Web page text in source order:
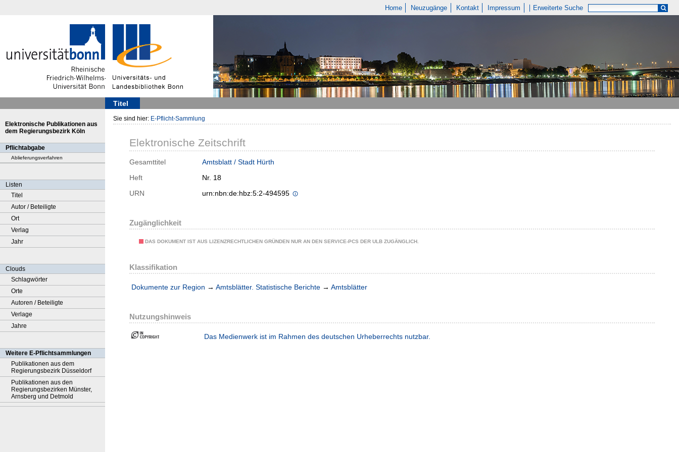
Home Neuzugänge Kontakt Impressum Erweiterte Suche
Titel
Elektronische Publikationen aus
dem Regierungsbezirk Köln
Pflichtabgabe
Ablieferungsverfahren
Listen
Titel
Autor / Beteiligte
Ort
Verlag
Jahr
Clouds
Schlagwörter
Orte
Autoren / Beteiligte
Verlage
Jahre
Weitere E-Pflichtsammlungen
Publikationen aus dem
Regierungsbezirk Düsseldorf
Publikationen aus den
Regierungsbezirken Münster,
Arnsberg und Detmold
Sie sind hier: E-Pflicht-Sammlung
Elektronische Zeitschrift
Gesamttitel
Amtsblatt / Stadt Hürth
Heft
Nr. 18
URN
urn:nbn:de:hbz:5:2-494595
Zugänglichkeit
DAS DOKUMENT IST AUS LIZENZRECHTLICHEN GRÜNDEN NUR AN DEN SERVICE-PCS DER ULB ZUGÄNGLICH.
Klassifikation
Dokumente zur Region → Amtsblätter. Statistische Berichte → Amtsblätter
Nutzungshinweis
Das Medienwerk ist im Rahmen des deutschen Urheberrechts nutzbar.